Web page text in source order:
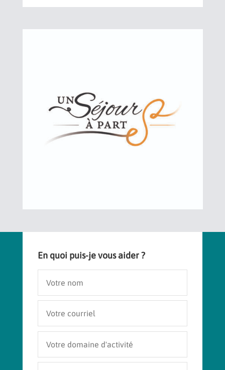
En quoi puis-je vous aider ?